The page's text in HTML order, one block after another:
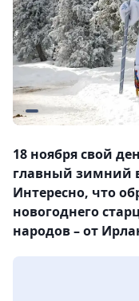
18 ноября свой
главный зимний
Интересно, что
новогоднего
народов – от